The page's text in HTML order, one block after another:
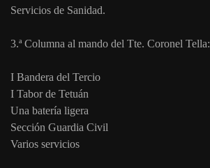
Servicios de Sanidad.
3.ª Columna al mando del Tte. Coronel Tella:
I Bandera del Tercio
I Tabor de Tetuán
Una batería ligera
Sección Guardia Civil
Varios servicios